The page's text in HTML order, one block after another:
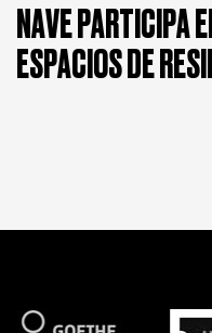
NAVE PARTICIPA
ESPACIOS DE